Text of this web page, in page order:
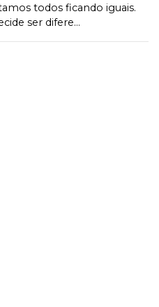
todos ficando iguais.
ser difere...